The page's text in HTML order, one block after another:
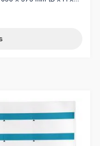
Stahlrahmen mit
geeignet für
dieses Produkt
sind im